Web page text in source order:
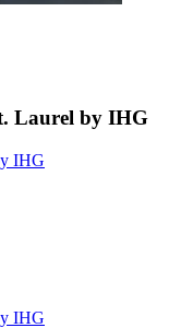
Laurel by IHG
IHG
IHG